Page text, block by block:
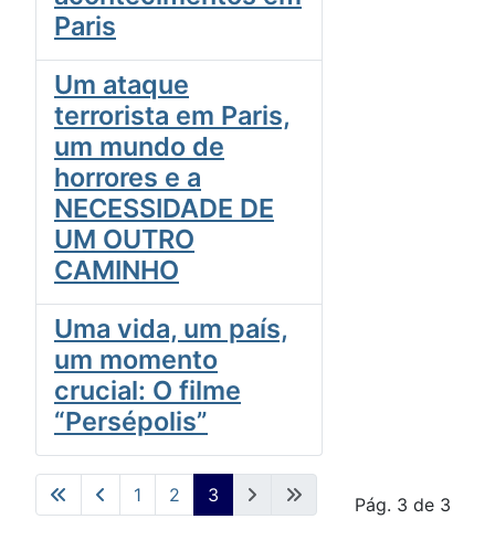
Paris
Um ataque
terrorista em Paris,
um mundo de
horrores e a
NECESSIDADE DE
UM OUTRO
CAMINHO
Uma vida, um país,
um momento
crucial: O filme
“Persépolis”
Pág. 3 de 3
1 2 3